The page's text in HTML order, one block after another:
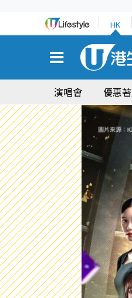
HK
演唱會 優惠